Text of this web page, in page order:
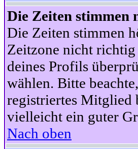
Die Zeiten stimmen
Die Zeiten stimmen
Zeitzone nicht richtig
deines Profils
wählen. Bitte
registriertes Mitglied
vielleicht ein guter
Nach oben